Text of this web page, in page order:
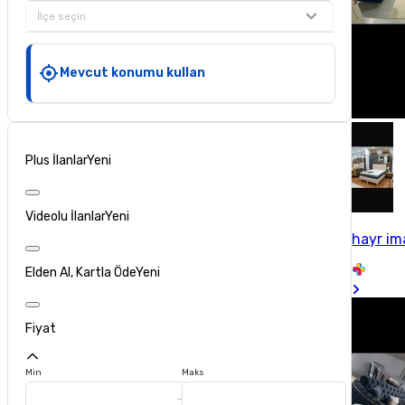
İlçe seçin
Mevcut konumu kullan
Plus İlanlarYeni
Videolu İlanlarYeni
Elden Al, Kartla ÖdeYeni
Fiyat
Min Maks
hayr